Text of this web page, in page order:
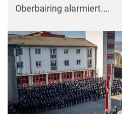
Oberbairing alarmiert.…